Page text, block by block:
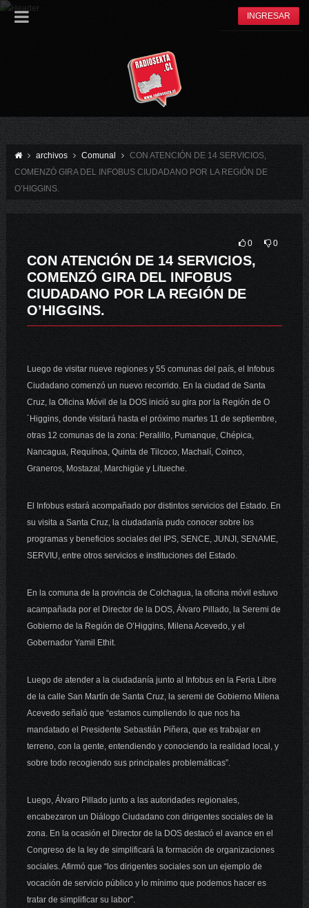
INGRESAR
archivos Comunal
CON ATENCIÓN DE 14 SERVICIOS,
COMENZÓ GIRA DEL INFOBUS CIUDADANO POR LA REGIÓN DE
O’HIGGINS.
0 0
CON ATENCIÓN DE 14 SERVICIOS,
COMENZÓ GIRA DEL INFOBUS
CIUDADANO POR LA REGIÓN DE
O’HIGGINS.
Luego de visitar nueve regiones y 55 comunas del país, el Infobus
Ciudadano comenzó un nuevo recorrido. En la ciudad de Santa
Cruz, la Oficina Móvil de la DOS inició su gira por la Región de O
´Higgins, donde visitará hasta el próximo martes 11 de septiembre,
otras 12 comunas de la zona: Peralillo, Pumanque, Chépica,
Nancagua, Requínoa, Quinta de Tilcoco, Machalí, Coinco,
Graneros, Mostazal, Marchigüe y Litueche.
El Infobus estará acompañado por distintos servicios del Estado. En
su visita a Santa Cruz, la ciudadanía pudo conocer sobre los
programas y beneficios sociales del IPS, SENCE, JUNJI, SENAME,
SERVIU, entre otros servicios e instituciones del Estado.
En la comuna de la provincia de Colchagua, la oficina móvil estuvo
acampañada por el Director de la DOS, Álvaro Pillado, la Seremi de
Gobierno de la Región de O’Higgins, Milena Acevedo, y el
Gobernador Yamil Ethit.
Luego de atender a la ciudadanía junto al Infobus en la Feria Libre
de la calle San Martín de Santa Cruz, la seremi de Gobierno Milena
Acevedo señaló que “estamos cumpliendo lo que nos ha
mandatado el Presidente Sebastián Piñera, que es trabajar en
terreno, con la gente, entendiendo y conociendo la realidad local, y
sobre todo recogiendo sus principales problemáticas”.
Luego, Álvaro Pillado junto a las autoridades regionales,
encabezaron un Diálogo Ciudadano con dirigentes sociales de la
zona. En la ocasión el Director de la DOS destacó el avance en el
Congreso de la ley de simplificará la formación de organizaciones
sociales. Afirmó que “los dirigentes sociales son un ejemplo de
vocación de servicio público y lo mínimo que podemos hacer es
tratar de simplificar su labor”.